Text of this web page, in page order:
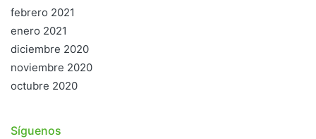
febrero 2021
enero 2021
diciembre 2020
noviembre 2020
octubre 2020
Síguenos